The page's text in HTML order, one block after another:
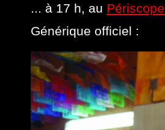
... à 17 h, au Périscope
Générique officiel :